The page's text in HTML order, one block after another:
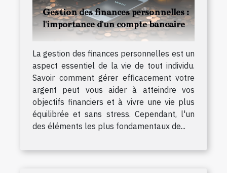
Gestion des finances personnelles :
l'importance d'un compte bancaire
La gestion des finances personnelles est un
aspect essentiel de la vie de tout individu.
Savoir comment gérer efficacement votre
argent peut vous aider à atteindre vos
objectifs financiers et à vivre une vie plus
équilibrée et sans stress. Cependant, l'un
des éléments les plus fondamentaux de...